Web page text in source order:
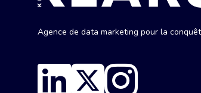
Agence de data marketing pour la